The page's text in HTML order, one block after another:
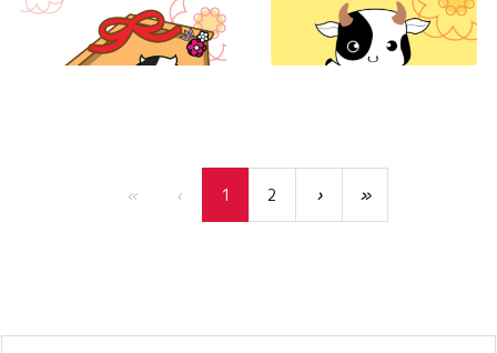
« ‹ 1 2 › »